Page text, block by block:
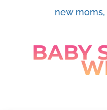
new
BABY